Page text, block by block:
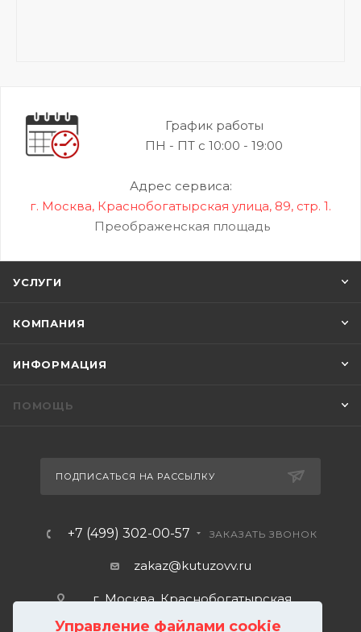
Управление файлами cookie
График работы
ПН - ПТ с 10:00 - 19:00
Адрес сервиса:
г. Москва, Краснобогатырская улица, 89, стр. 1.
Преображенская площадь
УСЛУГИ
КОМПАНИЯ
ИНФОРМАЦИЯ
ПОМОЩЬ
ПОДПИСАТЬСЯ НА РАССЫЛКУ
+7 (499) 302-00-57 ЗАКАЗАТЬ ЗВОНОК
zakaz@kutuzovv.ru
г. Москва, Краснобогатырская